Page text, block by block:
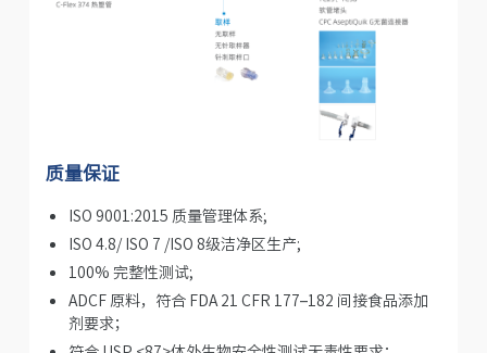
质量保证
ISO 9001:2015 质量管理体系;
ISO 4.8/ ISO 7 /ISO 8级洁净区生产;
100% 完整性测试;
ADCF 原料，符合 FDA 21 CFR 177–182 间接食品添加
剂要求；